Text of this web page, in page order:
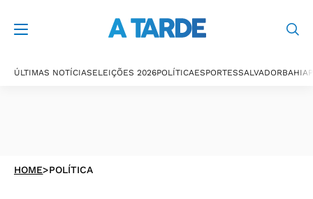
ÚLTIMAS NOTÍCIASELEIÇÕES 2026POLÍTICAESPORTESSALVADORBAHIA
HOME>POLÍTICA